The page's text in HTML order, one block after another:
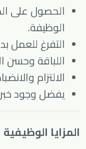
الحصول على
الوظيفة.
التفرغ للعمل
اللباقة وحسن
الالتزام
يفضل وجود
المزايا الوظيفية